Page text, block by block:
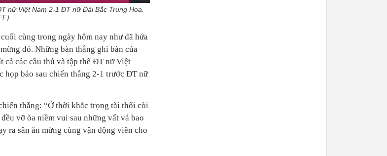
nữ Việt Nam 2-1 ĐT nữ Đài Bắc Trung Hoa.
cùng trong ngày hôm nay như đã hứa
đó. Những bàn thắng ghi bàn của
cả các cầu thủ và tập thể ĐT nữ Việt
họp báo sau chiến thắng 2-1 trước ĐT nữ
thắng: “Ở thời khắc trọng tài thổi còi
vỡ òa niềm vui sau những vất vả bao
ra sân ăn mừng cùng vận động viên cho